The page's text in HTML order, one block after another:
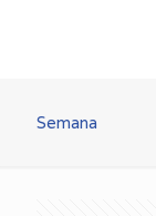
Semana